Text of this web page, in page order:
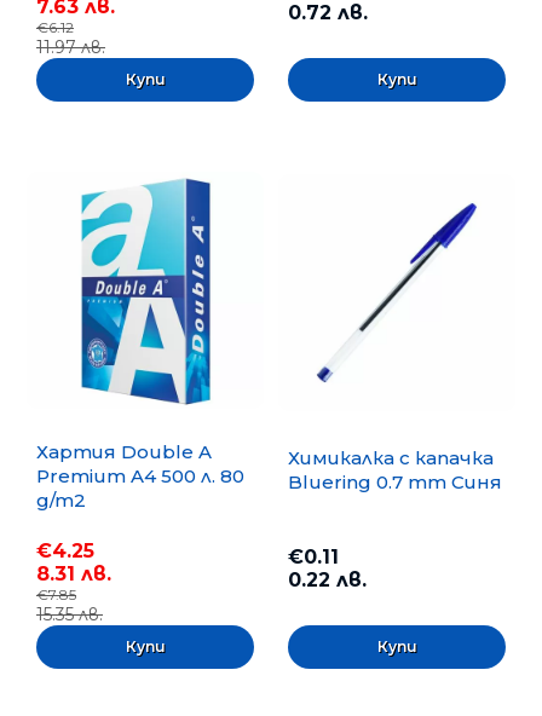
7.63 лв.
€6.12
11.97 лв.
0.72 лв.
Хартия Double A
Premium A4 500 л. 80
g/m2
€4.25
8.31 лв.
€7.85
15.35 лв.
Химикалка с капачка
Bluering 0.7 mm Синя
€0.11
0.22 лв.